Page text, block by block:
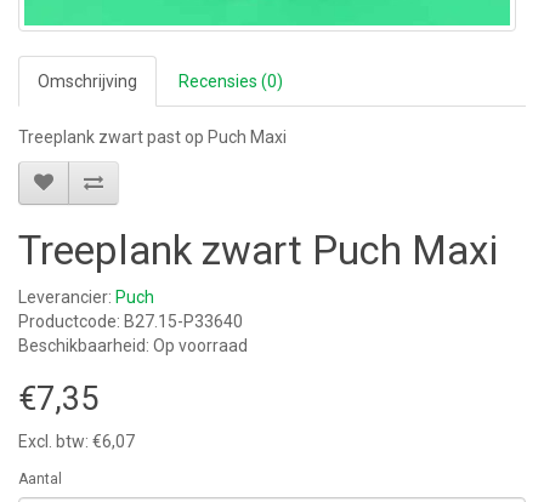
Omschrijving Recensies (0)
Treeplank zwart past op Puch Maxi
Treeplank zwart Puch Maxi
Leverancier: Puch
Productcode: B27.15-P33640
Beschikbaarheid: Op voorraad
€7,35
Excl. btw: €6,07
Aantal